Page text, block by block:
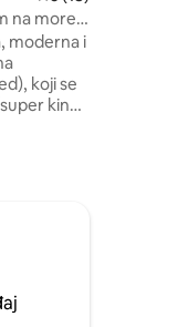
na more –
moderna i
koji se
king
plažu